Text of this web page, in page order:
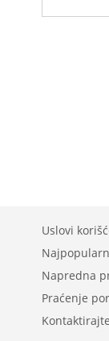
Uslovi
Napredna
Praćenje